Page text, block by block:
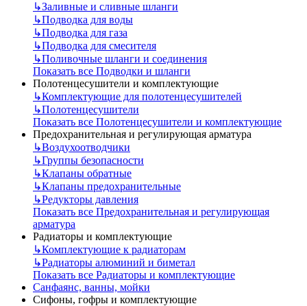
↳Заливные и сливные шланги
↳Подводка для воды
↳Подводка для газа
↳Подводка для смесителя
↳Поливочные шланги и соединения
Показать все Подводки и шланги
Полотенцесушители и комплектующие
↳Комплектующие для полотенцесушителей
↳Полотенцесушители
Показать все Полотенцесушители и комплектующие
Предохранительная и регулирующая арматура
↳Воздухоотводчики
↳Группы безопасности
↳Клапаны обратные
↳Клапаны предохранительные
↳Редукторы давления
Показать все Предохранительная и регулирующая
арматура
Радиаторы и комплектующие
↳Комплектующие к радиаторам
↳Радиаторы алюминий и биметал
Показать все Радиаторы и комплектующие
Санфаянс, ванны, мойки
Сифоны, гофры и комплектующие